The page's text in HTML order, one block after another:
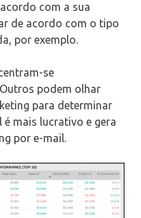
com a sua
de acordo com o tipo
por exemplo.
se
podem olhar
para determinar
mais lucrativo e gera
por e-mail.